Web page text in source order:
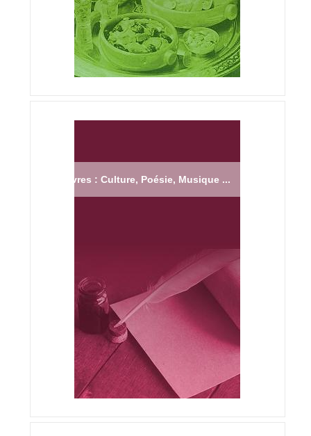
Livres : Culture, Poésie, Musique ...